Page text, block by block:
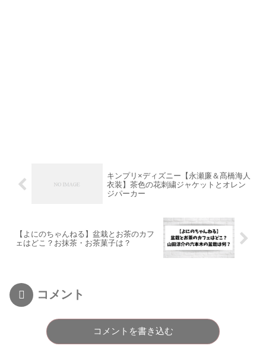
キンプリ×ディズニー【永瀬廉＆髙橋海人
衣装】茶色の花刺繍ジャケットとオレン
ジパーカー
【よにのちゃんねる】盆栽とお茶のカフ
ェはどこ？お抹茶・お茶菓子は？
コメント
コメントを書き込む